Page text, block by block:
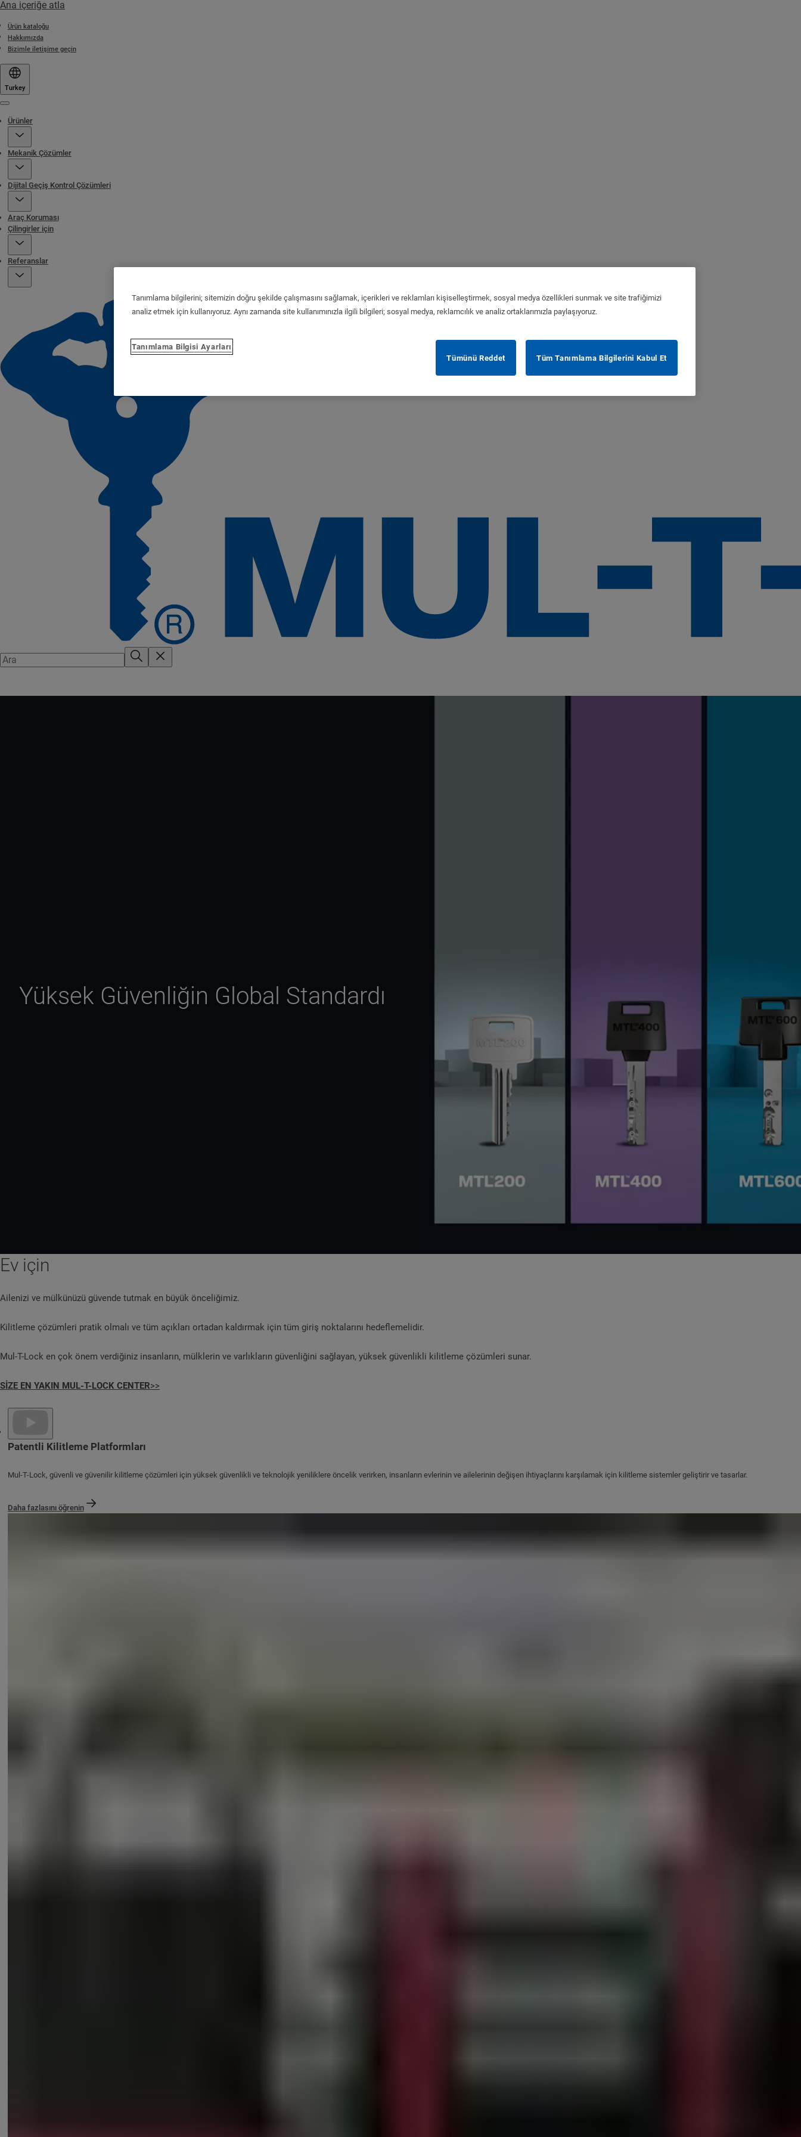
Ana içeriğe atla
Ürün kataloğu
Hakkımızda
Bizimle iletişime geçin
Turkey
Ürünler
Mekanik Çözümler
Dijital Geçiş Kontrol Çözümleri
Araç Koruması
Çilingirler için
Referanslar
Yüksek Güvenliğin Global Standardı
Ev için
Ailenizi ve mülkünüzü güvende tutmak en büyük önceliğimiz.
Kilitleme çözümleri pratik olmalı ve tüm açıkları ortadan kaldırmak için tüm giriş noktalarını hedeflemelidir.
Mul-T-Lock en çok önem verdiğiniz insanların, mülklerin ve varlıkların güvenliğini sağlayan, yüksek güvenlikli kilitleme çözümleri sunar.
SİZE EN YAKIN MUL-T-LOCK CENTER>>
Patentli Kilitleme Platformları
Mul-T-Lock, güvenli ve güvenilir kilitleme çözümleri için yüksek güvenlikli ve teknolojik yeniliklere öncelik verirken, insanların evlerinin ve ailelerinin değişen ihtiyaçlarını karşılamak için kilitleme sistemler geliştirir ve tasarlar.
Daha fazlasını öğrenin
Tanımlama bilgilerini; sitemizin doğru şekilde çalışmasını sağlamak, içerikleri ve reklamları kişiselleştirmek, sosyal medya özellikleri sunmak ve site trafiğimizi
analiz etmek için kullanıyoruz. Aynı zamanda site kullanımınızla ilgili bilgileri; sosyal medya, reklamcılık ve analiz ortaklarımızla paylaşıyoruz.
Tanımlama Bilgisi Ayarları
Tümünü Reddet
Tüm Tanımlama Bilgilerini Kabul Et